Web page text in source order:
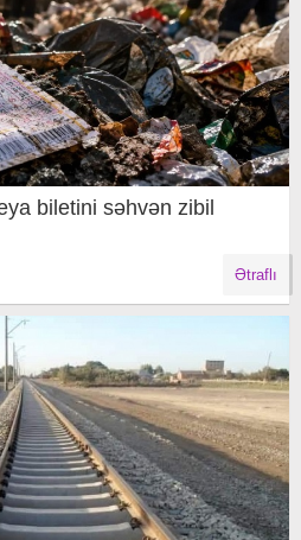
biletini səhvən zibil
Ətraflı